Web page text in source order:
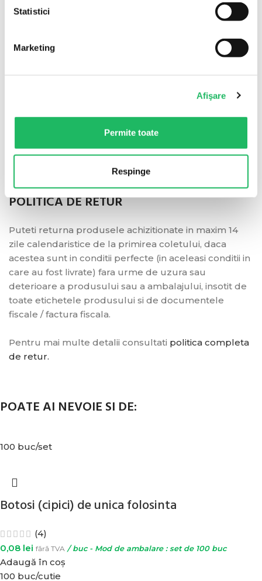
Statistici
Marketing
Afişare
Permite toate
Respinge
navigator pentru data viitoare când o să comentez.
POLITICA DE LIVRARE
POLITICA DE RETUR
Puteti returna produsele achizitionate in maxim 14
zile calendaristice de la primirea coletului, daca
acestea sunt in conditii perfecte (in aceleasi conditii in
care au fost livrate) fara urme de uzura sau
deterioare a produsului sau a ambalajului, insotit de
toate etichetele produsului si de documentele
fiscale / factura fiscala.
Pentru mai multe detalii consultati politica completa
de retur.
POATE AI NEVOIE SI DE:
100 buc/set
Botosi (cipici) de unica folosinta
(4)
0,08 lei fără TVA / buc - Mod de ambalare : set de 100 buc
Adaugă în coș
100 buc/cutie